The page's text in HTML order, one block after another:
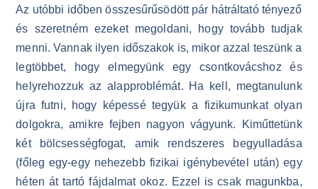
Az utóbbi időben összesűrűsödött pár hátráltató tényező
és szeretném ezeket megoldani, hogy tovább tudjak
menni. Vannak ilyen időszakok is, mikor azzal teszünk a
legtöbbet, hogy elmegyünk egy csontkovácshoz és
helyrehozzuk az alapproblémát. Ha kell, megtanulunk
újra futni, hogy képessé tegyük a fizikumunkat olyan
dolgokra, amikre fejben nagyon vágyunk. Kiműttetünk
két bölcsességfogat, amik rendszeres begyulladása
(főleg egy-egy nehezebb fizikai igénybevétel után) egy
héten át tartó fájdalmat okoz. Ezzel is csak magunkba,